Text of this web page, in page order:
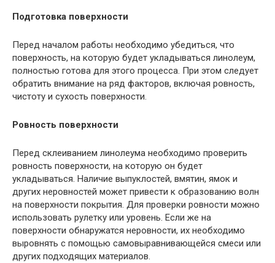
Подготовка поверхности
Перед началом работы необходимо убедиться, что
поверхность, на которую будет укладываться линолеум,
полностью готова для этого процесса. При этом следует
обратить внимание на ряд факторов, включая ровность,
чистоту и сухость поверхности.
Ровность поверхности
Перед склеиванием линолеума необходимо проверить
ровность поверхности, на которую он будет
укладываться. Наличие выпуклостей, вмятин, ямок и
других неровностей может привести к образованию волн
на поверхности покрытия. Для проверки ровности можно
использовать рулетку или уровень. Если же на
поверхности обнаружатся неровности, их необходимо
выровнять с помощью самовыравнивающейся смеси или
других подходящих материалов.